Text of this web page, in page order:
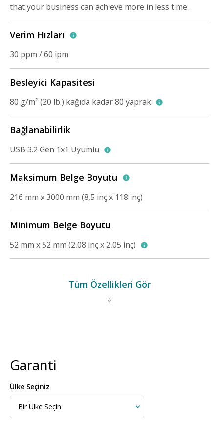
that your business can achieve more in less time.
Verim Hızları
30 ppm / 60 ipm
Besleyici Kapasitesi
80 g/m² (20 lb.) kağıda kadar 80 yaprak
Bağlanabilirlik
USB 3.2 Gen 1x1 Uyumlu
Maksimum Belge Boyutu
216 mm x 3000 mm (8,5 inç x 118 inç)
Minimum Belge Boyutu
52 mm x 52 mm (2,08 inç x 2,05 inç)
Tüm Özellikleri Gör
Garanti
Ülke Seçiniz